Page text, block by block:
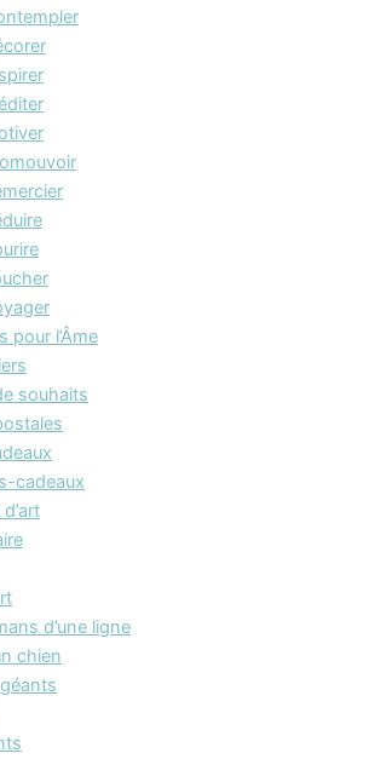
pour l’Âme
souhaits
cadeaux
d’une ligne
chien